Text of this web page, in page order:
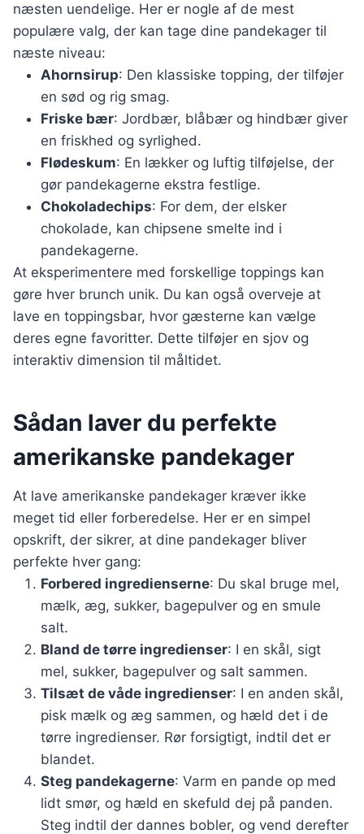
næsten uendelige. Her er nogle af de mest
populære valg, der kan tage dine pandekager til
næste niveau:
Ahornsirup: Den klassiske topping, der tilføjer
en sød og rig smag.
Friske bær: Jordbær, blåbær og hindbær giver
en friskhed og syrlighed.
Flødeskum: En lækker og luftig tilføjelse, der
gør pandekagerne ekstra festlige.
Chokoladechips: For dem, der elsker
chokolade, kan chipsene smelte ind i
pandekagerne.
At eksperimentere med forskellige toppings kan
gøre hver brunch unik. Du kan også overveje at
lave en toppingsbar, hvor gæsterne kan vælge
deres egne favoritter. Dette tilføjer en sjov og
interaktiv dimension til måltidet.
Sådan laver du perfekte
amerikanske pandekager
At lave amerikanske pandekager kræver ikke
meget tid eller forberedelse. Her er en simpel
opskrift, der sikrer, at dine pandekager bliver
perfekte hver gang:
Forbered ingredienserne: Du skal bruge mel,
mælk, æg, sukker, bagepulver og en smule
salt.
Bland de tørre ingredienser: I en skål, sigt
mel, sukker, bagepulver og salt sammen.
Tilsæt de våde ingredienser: I en anden skål,
pisk mælk og æg sammen, og hæld det i de
tørre ingredienser. Rør forsigtigt, indtil det er
blandet.
Steg pandekagerne: Varm en pande op med
lidt smør, og hæld en skefuld dej på panden.
Steg indtil der dannes bobler, og vend derefter